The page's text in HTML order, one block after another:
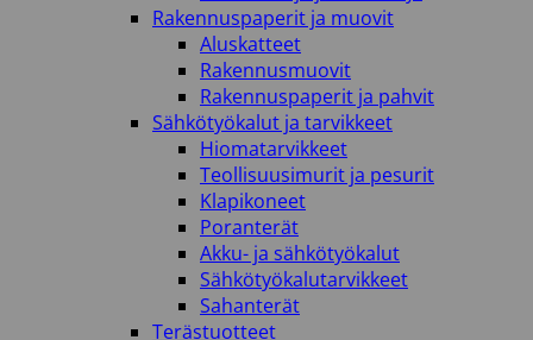
Rakennuspaperit ja muovit
Aluskatteet
Rakennusmuovit
Rakennuspaperit ja pahvit
Sähkötyökalut ja tarvikkeet
Hiomatarvikkeet
Teollisuusimurit ja pesurit
Klapikoneet
Poranterät
Akku- ja sähkötyökalut
Sähkötyökalutarvikkeet
Sahanterät
Terästuotteet